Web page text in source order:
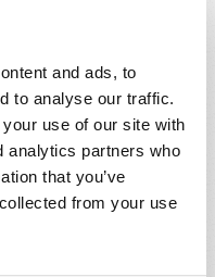
and ads, to
to analyse our traffic.
use of our site with
analytics partners who
that you’ve
from your use
LA BIBLE ?